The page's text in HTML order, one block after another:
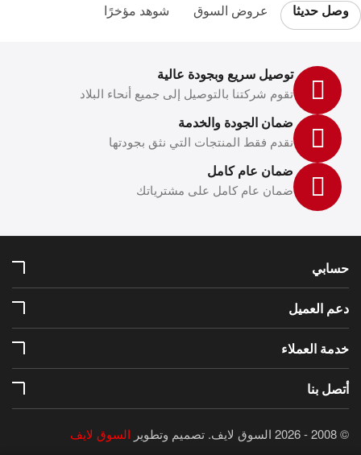
وصل حديثا عروض السوق شوهد مؤخرًا
توصيل سريع وبجودة عالية
تقوم شركتنا بالتوصيل إلى جميع أنحاء البلاد
ضمان الجودة والخدمة
نقدم فقط المنتجات التي نثق بجودتها
ضمان عام كامل
ضمان عام كامل على مشترياتك
حسابي
دعم العميل
خدمة العملاء
أتصل بنا
© 2008 - 2026 السوق لايف. تصميم وتطوير السوق لايف